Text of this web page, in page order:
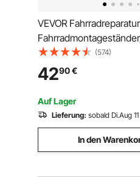
VEVOR
Reparaturständer für
Schwerlast-
1079,5–1900 mm
Fahrradständer mit vier
Schwarz
(574)
4290€
Auf Lager
Lieferung: sobald Di.Aug 11
In den